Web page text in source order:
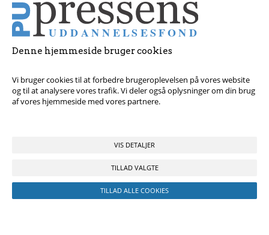
Denne hjemmeside bruger cookies
Vi bruger cookies til at forbedre brugeroplevelsen på vores website
og til at analysere vores trafik. Vi deler også oplysninger om din brug
af vores hjemmeside med vores partnere.
VIS DETALJER
TILLAD VALGTE
TILLAD ALLE COOKIES
© 2017 Pressens Uddannelsesfond, Rådhuspladsen 16, 4. sal, 1550